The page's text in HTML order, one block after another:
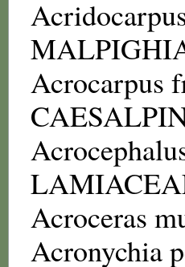
Acrocarpus
Acroceras
Acronychia